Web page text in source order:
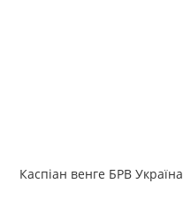
Каспіан венге БРВ Україна